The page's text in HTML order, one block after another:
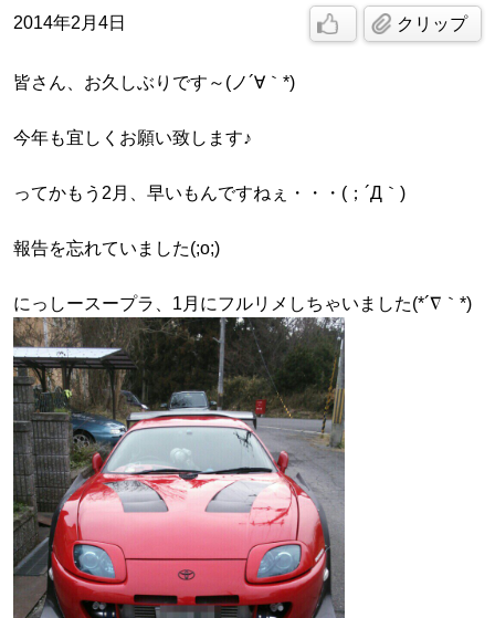
2014年2月4日 クリップ
皆さん、お久しぶりです～(ノ´∀｀*)
今年も宜しくお願い致します♪
ってかもう2月、早いもんですねぇ・・・(；´Д｀)
報告を忘れていました(;o;)
にっしースープラ、1月にフルリメしちゃいました(*´∇｀*)